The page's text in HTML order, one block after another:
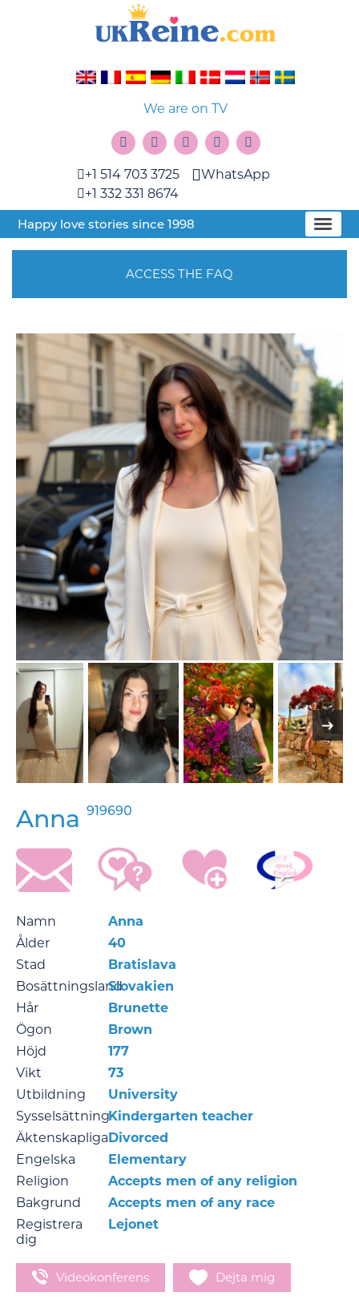
We are on TV
+1 514 703 3725
+1 332 331 8674
WhatsApp
Happy love stories since 1998
ACCESS THE FAQ
Anna 919690
Namn
Anna
Ålder
40
Stad
Bratislava
BosättningslandSlovakien
Hår
Brunette
Ögon
Brown
Höjd
177
Vikt
73
Utbildning
University
SysselsättningKindergarten teacher
ÄktenskapligaDivorced
Engelska
Elementary
Religion
Accepts men of any religion
Bakgrund
Accepts men of any race
Registrera
dig
Lejonet
Videokonferens Dejta mig